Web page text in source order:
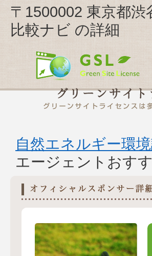
〒1500002 東京都
比較ナビ の詳細
自然エネルギー環
エージェントおす